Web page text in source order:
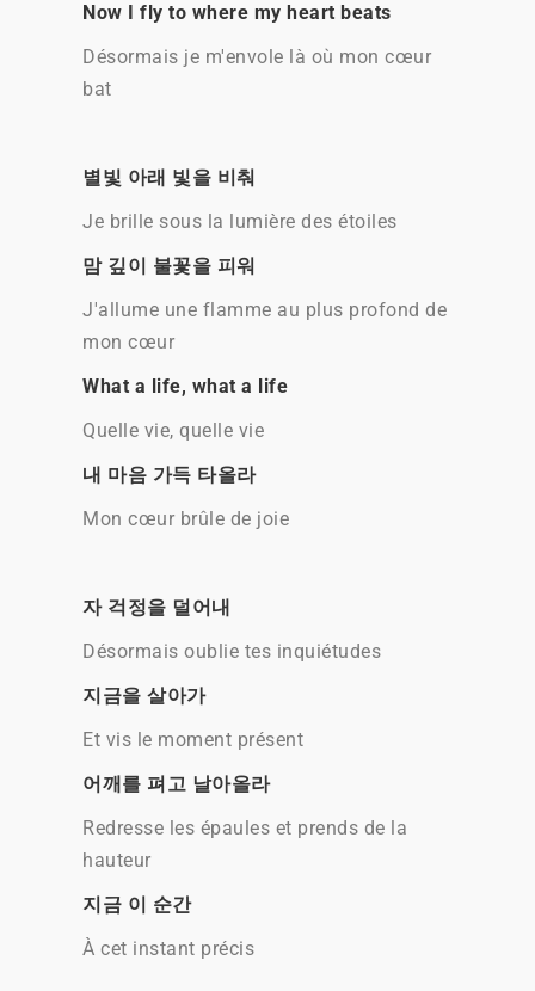
Now I fly to where my heart beats
Désormais je m'envole là où mon cœur
bat
별빛 아래 빛을 비춰
Je brille sous la lumière des étoiles
맘 깊이 불꽃을 피워
J'allume une flamme au plus profond de
mon cœur
What a life, what a life
Quelle vie, quelle vie
내 마음 가득 타올라
Mon cœur brûle de joie
자 걱정을 덜어내
Désormais oublie tes inquiétudes
지금을 살아가
Et vis le moment présent
어깨를 펴고 날아올라
Redresse les épaules et prends de la
hauteur
지금 이 순간
À cet instant précis